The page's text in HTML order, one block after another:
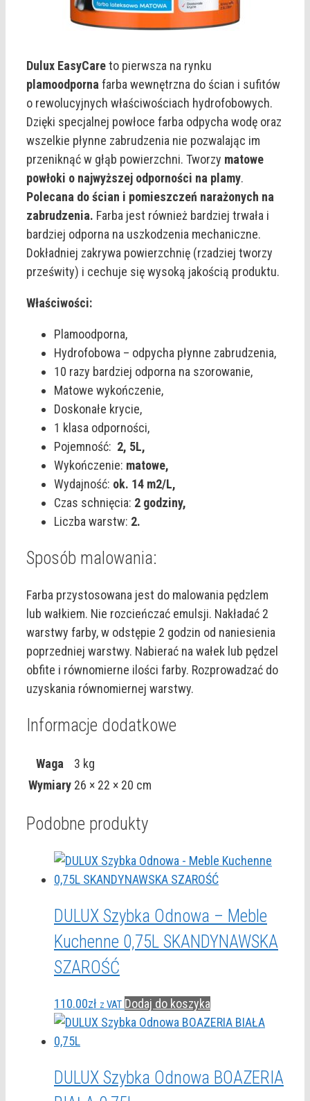
Dulux EasyCareto pierwsza na rynku
plamoodpornafarba wewnętrzna do ścian i sufitów
o rewolucyjnych właściwościach hydrofobowych.
Dzięki specjalnej powłoce farba odpycha wodę oraz
wszelkie płynne zabrudzenia nie pozwalając im
przeniknąć w głąb powierzchni. Tworzy matowe
powłoki o najwyższej odporności na plamy.
Polecana do ścian i pomieszczeń narażonych na
zabrudzenia. Farba jest również bardziej trwała i
bardziej odporna na uszkodzenia mechaniczne.
Dokładniej zakrywa powierzchnię (rzadziej tworzy
prześwity) i cechuje się wysoką jakością produktu.
Właściwości:
Plamoodporna,
Hydrofobowa – odpycha płynne zabrudzenia,
10 razy bardziej odporna na szorowanie,
Matowe wykończenie,
Doskonałe krycie,
1 klasa odporności,
Pojemność: 2, 5L,
Wykończenie: matowe,
Wydajność: ok. 14 m2/L,
Czas schnięcia: 2 godziny,
Liczba warstw: 2.
Sposób malowania:
Farba przystosowana jest do malowania pędzlem
lub wałkiem. Nie rozcieńczać emulsji. Nakładać 2
warstwy farby, w odstępie 2 godzin od naniesienia
poprzedniej warstwy. Nabierać na wałek lub pędzel
obfite i równomierne ilości farby. Rozprowadzać do
uzyskania równomiernej warstwy.
Informacje dodatkowe
Waga
3 kg
Wymiary 26 × 22 × 20 cm
Podobne produkty
DULUX Szybka Odnowa – Meble
Kuchenne 0,75L SKANDYNAWSKA
SZAROŚĆ
110.00zł z VAT Dodaj do koszyka
DULUX Szybka Odnowa BOAZERIA